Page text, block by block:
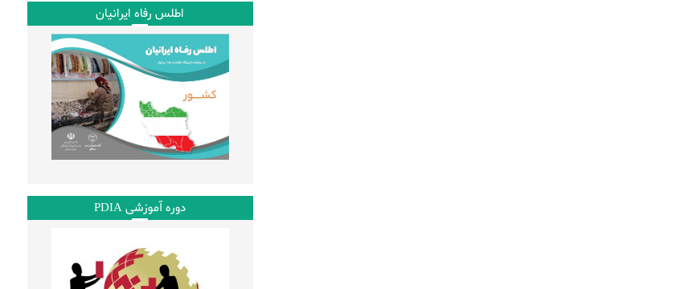
اطلس رفاه ایرانیان
دوره آموزشی PDIA